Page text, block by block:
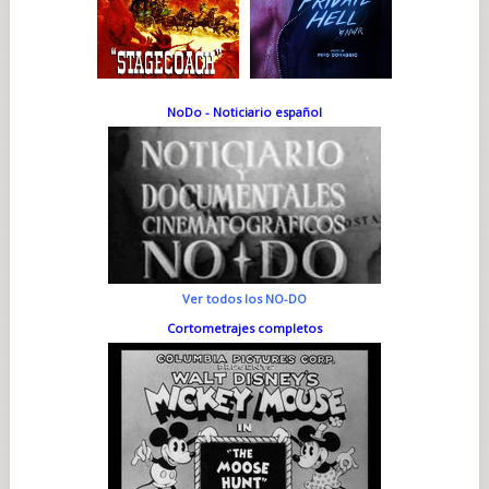
NoDo - Noticiario español
Ver todos los NO-DO
Cortometrajes completos